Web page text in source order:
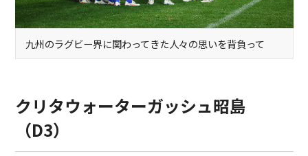
九州のラグビー界に関わってきた人々の思いを背負って
クリタウォーターガッシュ昭島
（D3）